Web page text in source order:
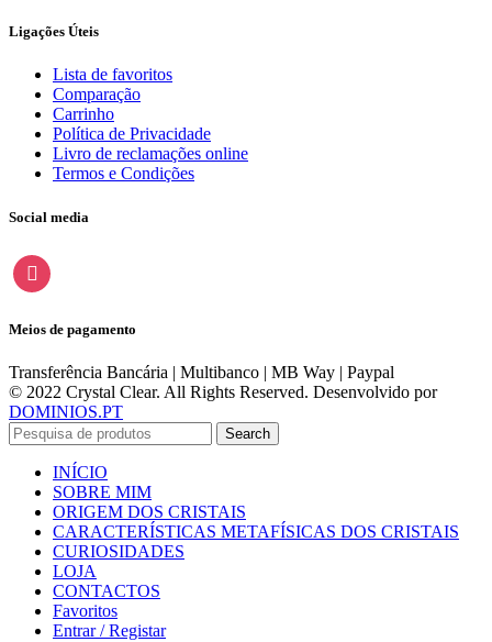
Ligações Úteis
Lista de favoritos
Comparação
Carrinho
Política de Privacidade
Livro de reclamações online
Termos e Condições
Social media
instagram
Meios de pagamento
Transferência Bancária | Multibanco | MB Way | Paypal
© 2022 Crystal Clear. All Rights Reserved. Desenvolvido por
DOMINIOS.PT
Search
INÍCIO
SOBRE MIM
ORIGEM DOS CRISTAIS
CARACTERÍSTICAS METAFÍSICAS DOS CRISTAIS
CURIOSIDADES
LOJA
CONTACTOS
Favoritos
Entrar / Registar